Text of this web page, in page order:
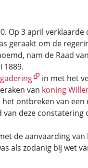
Op 3 april verklaarde
geraakt om de
nam de Raad
1889.
in met het
van koning
ontbreken van een
deze constatering
de aanvaarding van
als zodanig bij wet